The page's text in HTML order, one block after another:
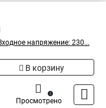
напряжение: 230...
В корзину
Просмотрено
1